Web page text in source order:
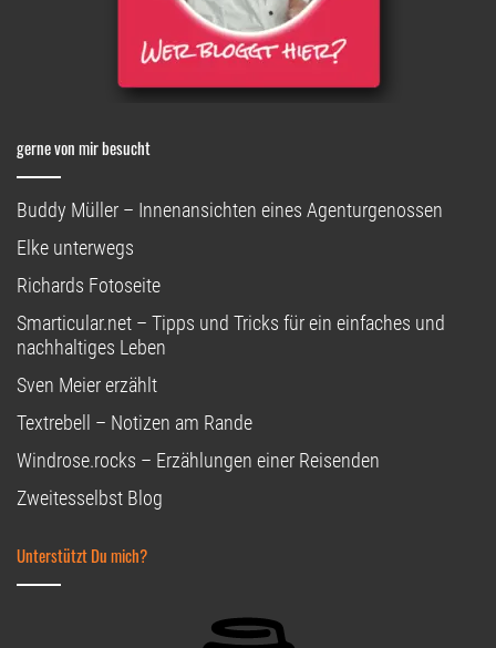
gerne von mir besucht
Buddy Müller – Innenansichten eines Agenturgenossen
Elke unterwegs
Richards Fotoseite
Smarticular.net – Tipps und Tricks für ein einfaches und
nachhaltiges Leben
Sven Meier erzählt
Textrebell – Notizen am Rande
Windrose.rocks – Erzählungen einer Reisenden
Zweitesselbst Blog
Unterstützt Du mich?